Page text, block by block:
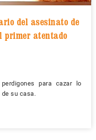
del asesinato de
primer atentado
para cazar lo
su casa.